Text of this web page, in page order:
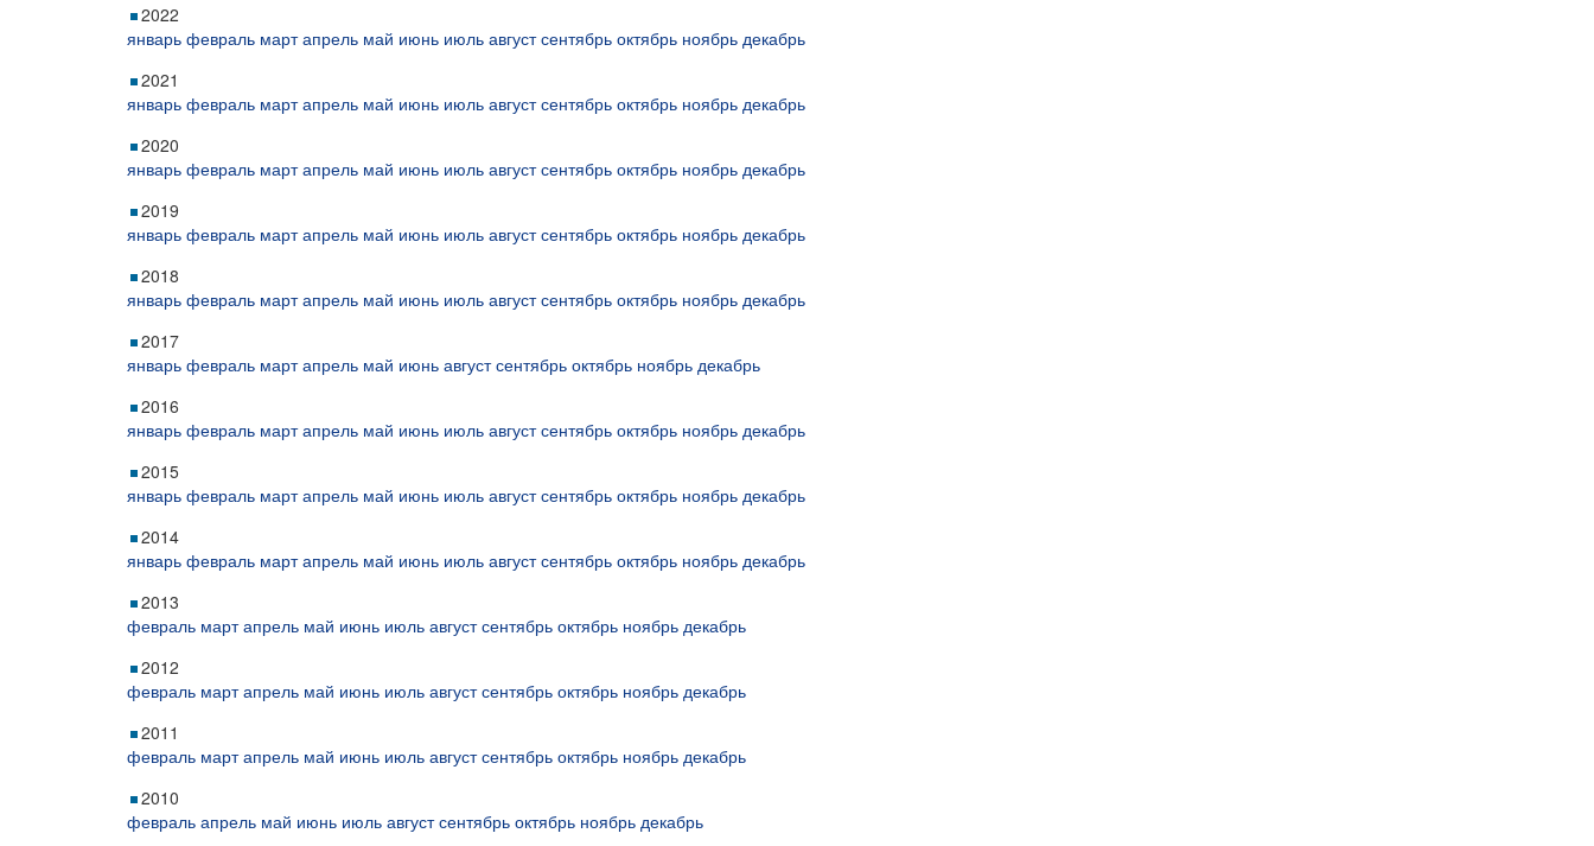
2022
январь февраль март апрель май июнь июль август сентябрь октябрь ноябрь декабрь
2021
январь февраль март апрель май июнь июль август сентябрь октябрь ноябрь декабрь
2020
январь февраль март апрель май июнь июль август сентябрь октябрь ноябрь декабрь
2019
январь февраль март апрель май июнь июль август сентябрь октябрь ноябрь декабрь
2018
январь февраль март апрель май июнь июль август сентябрь октябрь ноябрь декабрь
2017
январь февраль март апрель май июнь август сентябрь октябрь ноябрь декабрь
2016
январь февраль март апрель май июнь июль август сентябрь октябрь ноябрь декабрь
2015
январь февраль март апрель май июнь июль август сентябрь октябрь ноябрь декабрь
2014
январь февраль март апрель май июнь июль август сентябрь октябрь ноябрь декабрь
2013
февраль март апрель май июнь июль август сентябрь октябрь ноябрь декабрь
2012
февраль март апрель май июнь июль август сентябрь октябрь ноябрь декабрь
2011
февраль март апрель май июнь июль август сентябрь октябрь ноябрь декабрь
2010
февраль апрель май июнь июль август сентябрь октябрь ноябрь декабрь